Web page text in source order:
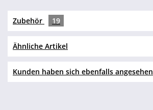
Zubehör 19
Ähnliche Artikel
Kunden haben sich ebenfalls angesehen